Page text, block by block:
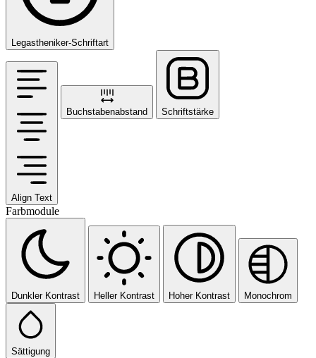
Legastheniker-Schriftart
Align Text
Buchstabenabstand Schriftstärke
Farbmodule
Dunkler Kontrast Heller Kontrast Hoher Kontrast Monochrom
Sättigung